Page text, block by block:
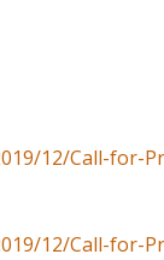
12/Call-for-
12/Call-for-